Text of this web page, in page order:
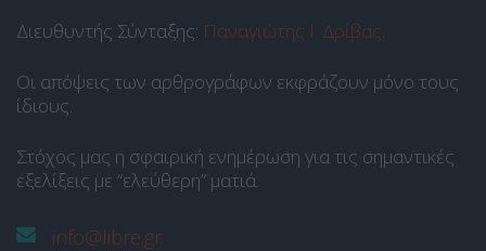
Διευθυντής Σύνταξης: Παναγιώτης Ι. Δρίβας
Οι απόψεις των αρθρογράφων εκφράζουν μόνο τους
ίδιους.
Στόχος μας η σφαιρική ενημέρωση για τις σημαντικές
εξελίξεις με “ελεύθερη” ματιά.
info@libre.gr